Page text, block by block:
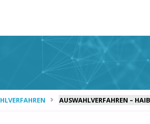
AUSWAHLVERFAHREN –